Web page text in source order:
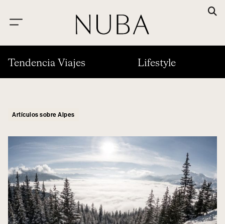
Tendencia Viajes Lifestyle
Artículos sobre Alpes